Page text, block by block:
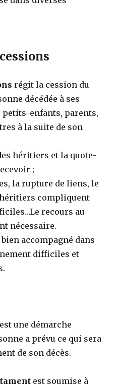
régit la cession du
décédée à ses
petits-enfants, parents,
à la suite de son
héritiers et la quote-
;
la rupture de liens, le
compliquent
recours au
nécessaire.
accompagné dans
difficiles et
est une démarche
a prévu ce qui sera
de son décès.
est soumise à